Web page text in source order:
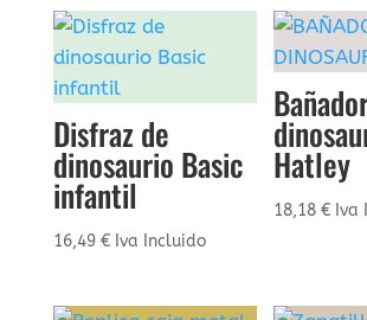
Disfraz de
dinosaurio Basic
infantil
16,49 € Iva Incluido
Hatley
18,18€ Iva